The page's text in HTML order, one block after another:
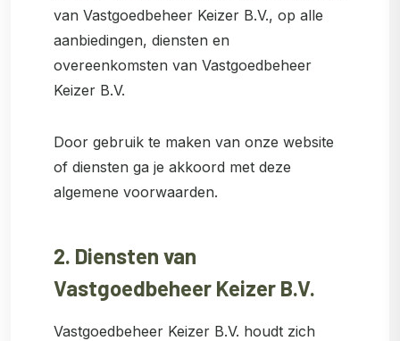
van Vastgoedbeheer Keizer B.V., op alle
aanbiedingen, diensten en
overeenkomsten van Vastgoedbeheer
Keizer B.V.
Door gebruik te maken van onze website
of diensten ga je akkoord met deze
algemene voorwaarden.
2. Diensten van
Vastgoedbeheer Keizer B.V.
Vastgoedbeheer Keizer B.V. houdt zich